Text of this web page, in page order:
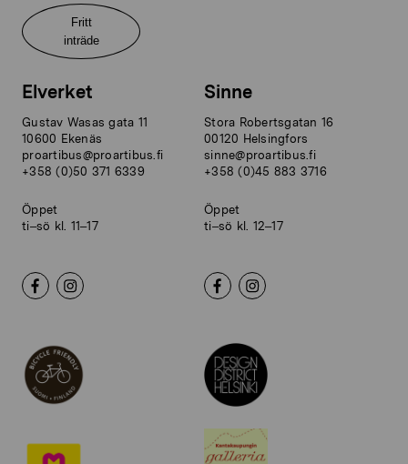
Fritt
inträde
Elverket
Gustav Wasas gata 11
10600 Ekenäs
proartibus@proartibus.fi
+358 (0)50 371 6339
Öppet
ti–sö kl. 11–17
Sinne
Stora Robertsgatan 16
00120 Helsingfors
sinne@proartibus.fi
+358 (0)45 883 3716
Öppet
ti–sö kl. 12–17